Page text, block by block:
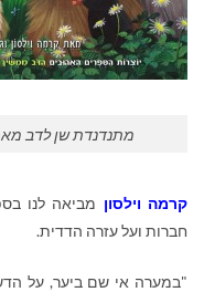
מתנדנדת שן לדב
קרמה וילסון מביאה לנו
חברות ועל עזרה הדדית.
"במערה אי שם ביער, על